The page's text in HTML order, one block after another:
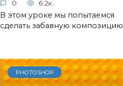
0 6.2к.
В этом уроке мы попытаемся
сделать забавную композицию
PHOTOSHOP